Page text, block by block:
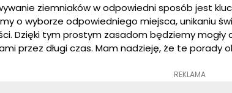
ziemniaków w odpowiedni sposób jest
o wyborze odpowiedniego miejsca, unikaniu
Dzięki tym prostym zasadom będziemy mogły
przez długi czas. Mam nadzieję, że te porady
REKLAMA